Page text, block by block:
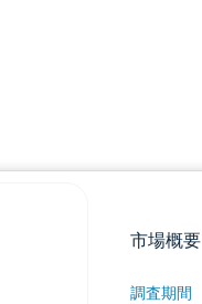
市場概要
調査期間